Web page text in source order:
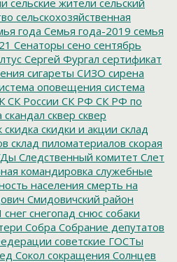
сельскохозяйственная
года Семья года-2019 семья
Сенаторы сено сентябрь
Сергей Фургал сертификат
сигареты СИЗО сирена
оповещения система
СК России СК РФ СК РФ по
скандал сквер сквер
скидка скидки и акции склад
склад пиломатериалов скорая
Следственный комитет Слет
командировка служебные
населения смерть на
Смидовичский район
снег снегопад снюс собаки
Собра Собрание депутатов
советские ГОСТы
Сокол сокращения Солнцев